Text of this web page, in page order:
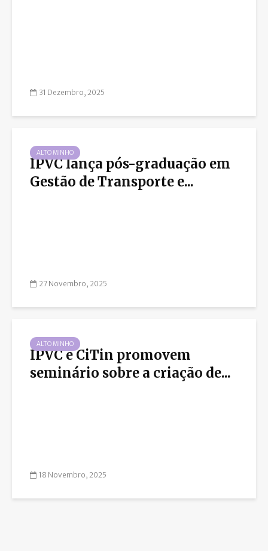
31 Dezembro, 2025
ALTO MINHO
IPVC lança pós-graduação em
Gestão de Transporte e...
27 Novembro, 2025
ALTO MINHO
IPVC e CiTin promovem
seminário sobre a criação de...
18 Novembro, 2025